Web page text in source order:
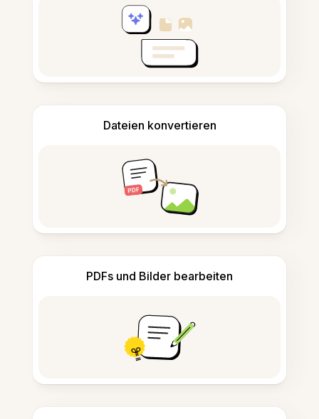
Dateien konvertieren
PDFs und Bilder bearbeiten